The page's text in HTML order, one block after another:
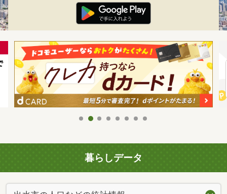
暮らしデータ